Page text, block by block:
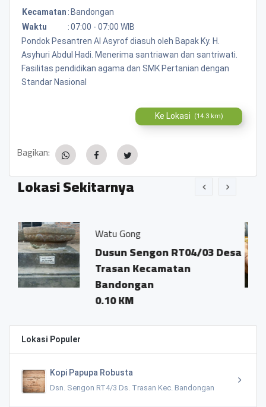
Kecamatan : Bandongan
Waktu
:07:00 - 07:00 WIB
Pondok Pesantren Al Asyrof diasuh oleh Bapak Ky. H.
Asyhuri Abdul Hadi. Menerima santriawan dan santriwati.
Fasilitas pendidikan agama dan SMK Pertanian dengan
Standar Nasional
Ke Lokasi (14.3 km)
Bagikan:
Lokasi Sekitarnya
Watu Gong
Dusun Sengon RT04/03 Desa
Trasan Kecamatan
Bandongan
Dsn.
0.04
Lokasi Populer
Kopi Papupa Robusta
Dsn. Sengon RT4/3 Ds. Trasan Kec. Bandongan